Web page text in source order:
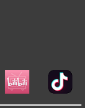
实景案例